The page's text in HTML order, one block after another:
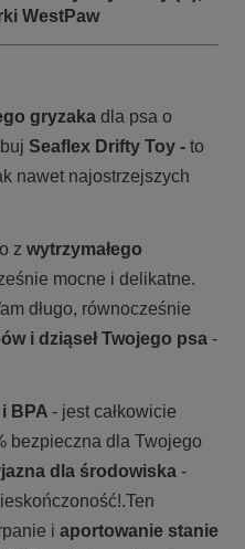
WestPaw
gryzaka dla psa o
Seaflex Drifty Toy - to
nawet najostrzejszych
z wytrzymałego
mocne i delikatne.
długo, równocześnie
i dziąseł Twojego psa -
BPA - jest całkowicie
bezpieczna dla Twojego
dla środowiska -
!.Ten
i aportowanie stanie